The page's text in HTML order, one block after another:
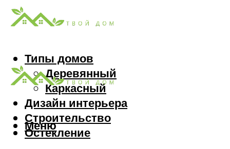
Типы домов
Деревянный
Каркасный
Дизайн интерьера
Строительство
Остекление
Меню